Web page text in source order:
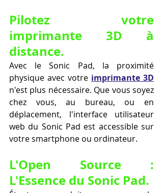
Pilotez votre
imprimante 3D à
distance.
Avec le Sonic Pad, la proximité
physique avec votre imprimante 3D
n'est plus nécessaire. Que vous soyez
chez vous, au bureau, ou en
déplacement, l'interface utilisateur
web du Sonic Pad est accessible sur
votre smartphone ou ordinateur.
L'Open Source :
L'Essence du Sonic Pad.